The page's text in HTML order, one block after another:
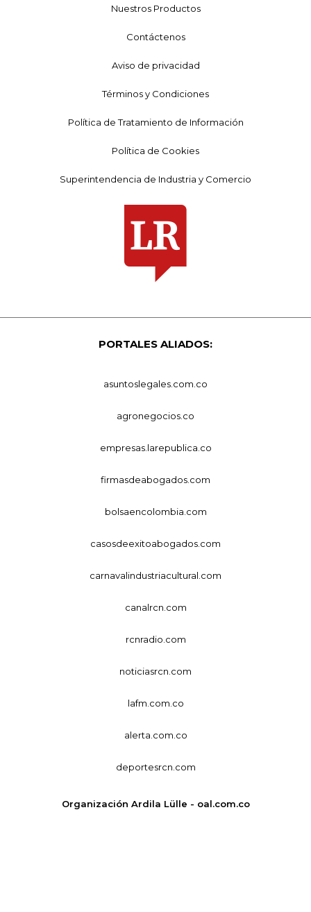
Nuestros Productos
Contáctenos
Aviso de privacidad
Términos y Condiciones
Política de Tratamiento de Información
Política de Cookies
Superintendencia de Industria y Comercio
PORTALES ALIADOS:
asuntoslegales.com.co
agronegocios.co
empresas.larepublica.co
firmasdeabogados.com
bolsaencolombia.com
casosdeexitoabogados.com
carnavalindustriacultural.com
canalrcn.com
rcnradio.com
noticiasrcn.com
lafm.com.co
alerta.com.co
deportesrcn.com
Organización Ardila Lülle - oal.com.co